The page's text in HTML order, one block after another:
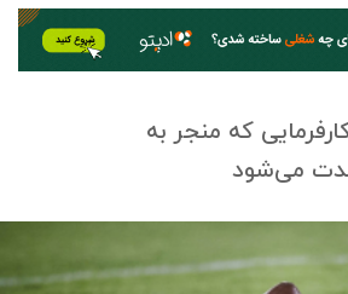
که منجر به
می‌شود